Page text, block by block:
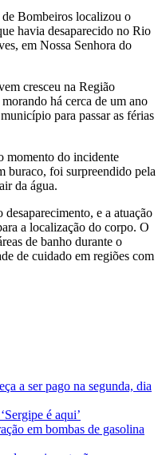
de Bombeiros localizou o
havia desaparecido no Rio
em Nossa Senhora do
cresceu na Região
há cerca de um ano
para passar as férias
momento do incidente
buraco, foi surpreendido pela
da água.
e a atuação
a localização do corpo. O
de banho durante o
de cuidado em regiões com
a ser pago na segunda, dia
é aqui’
em bombas de gasolina